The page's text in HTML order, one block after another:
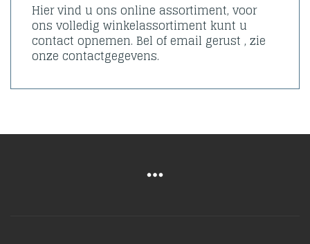
Hier vind u ons online assortiment, voor
ons volledig winkelassortiment kunt u
contact opnemen. Bel of email gerust , zie
onze contactgegevens.